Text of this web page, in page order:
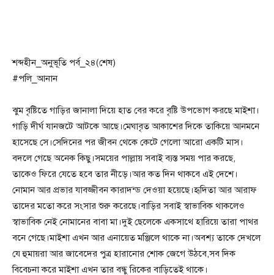
শব্দহীন_অনুভূতি পর্ব_২৪(শেষ)
#পলি_আনান
ঝুম বৃষ্টিতে গাড়ির জানালা দিয়ে হাত বের করে বৃষ্টি উপভোগ করছে মাইশা।
গাড়ি দীর্ঘ যানজটে আটকে আছে।মেঘাবৃত আকাশের দিকে তাকিয়ে আনমনে
হাসেছে সে।সেদিনের পর জীবন থেকে কেটে গেলো আরো একটি মাস।
বদলে গেছে অনেক কিছু।সময়ের পাল্লায় সবাই ব্যস্ত সময় পার করছে,
তাকেও ফিরে যেতে হবে তার নীড়ে।আর কত দিন থাকবে এই দেশে।
নোমান আর প্রভার যাবজ্জীবন কারাদন্ড দেওয়া হয়েছে।হৃদিতা আর আরাফ
তাদের মতো করে সংসার শুরু করেছে।বাড়ির সবাই স্বাভাবিক থাকলেও
স্বাভাবিক নেই নোমানের বাবা মা।দুই ছেলেকে একসাথে হারিয়ে তারা পাথর
বনে গেছে।মাইশা এখন আর এনায়েত মঞ্জিলে থাকে না।অবশ্য তাকে দেখলে
যে হুমায়রা আর জাবেদের পুত্র হারানোর শোক জেগে উঠবে,সব দিক
বিবেচনা করে মাইশা এখন তার বন্ধু রিকের বাড়িতেই থাকে।